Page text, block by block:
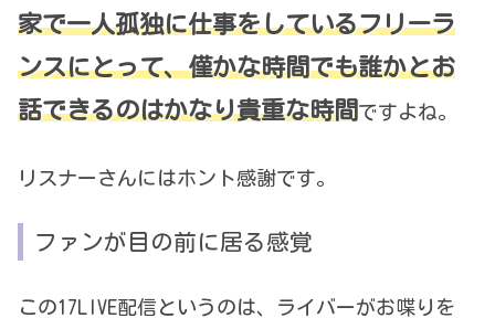
家で一人孤独に仕事をしているフリーラ
ンスにとって、僅かな時間でも誰かとお
話できるのはかなり貴重な時間 ですよね。
リスナーさんにはホント感謝です。
ファンが目の前に居る感覚
この17LIVE配信というのは、ライバーがお喋りを